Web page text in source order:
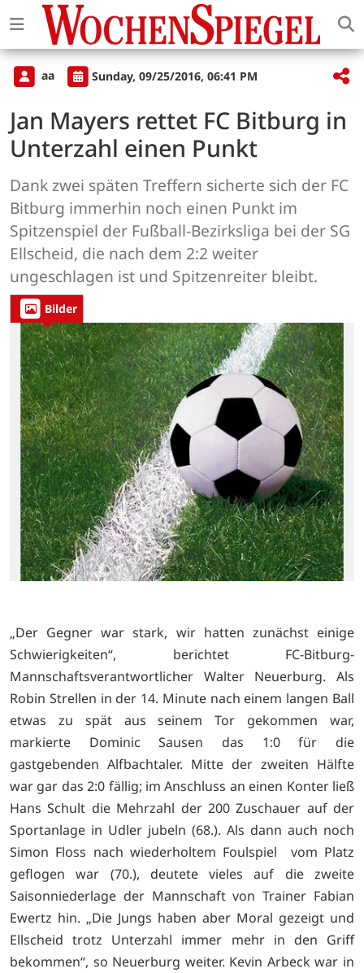
aa Sunday, 09/25/2016, 06:41 PM
Jan Mayers rettet FC Bitburg in
Unterzahl einen Punkt
Dank zwei späten Treffern sicherte sich der FC
Bitburg immerhin noch einen Punkt im
Spitzenspiel der Fußball-Bezirksliga bei der SG
Ellscheid, die nach dem 2:2 weiter
ungeschlagen ist und Spitzenreiter bleibt.
Bilder
„Der Gegner war stark, wir hatten zunächst einige
Schwierigkeiten“, berichtet FC-Bitburg-
Mannschaftsverantwortlicher Walter Neuerburg. Als
Robin Strellen in der 14. Minute nach einem langen Ball
etwas zu spät aus seinem Tor gekommen war,
markierte Dominic Sausen das 1:0 für die
gastgebenden Alfbachtaler. Mitte der zweiten Hälfte
war gar das 2:0 fällig; im Anschluss an einen Konter ließ
Hans Schult die Mehrzahl der 200 Zuschauer auf der
Sportanlage in Udler jubeln (68.). Als dann auch noch
Simon Floss nach wiederholtem Foulspiel vom Platz
geflogen war (70.), deutete vieles auf die zweite
Saisonniederlage der Mannschaft von Trainer Fabian
Ewertz hin. „Die Jungs haben aber Moral gezeigt und
Ellscheid trotz Unterzahl immer mehr in den Griff
bekommen“, so Neuerburg weiter. Kevin Arbeck war in